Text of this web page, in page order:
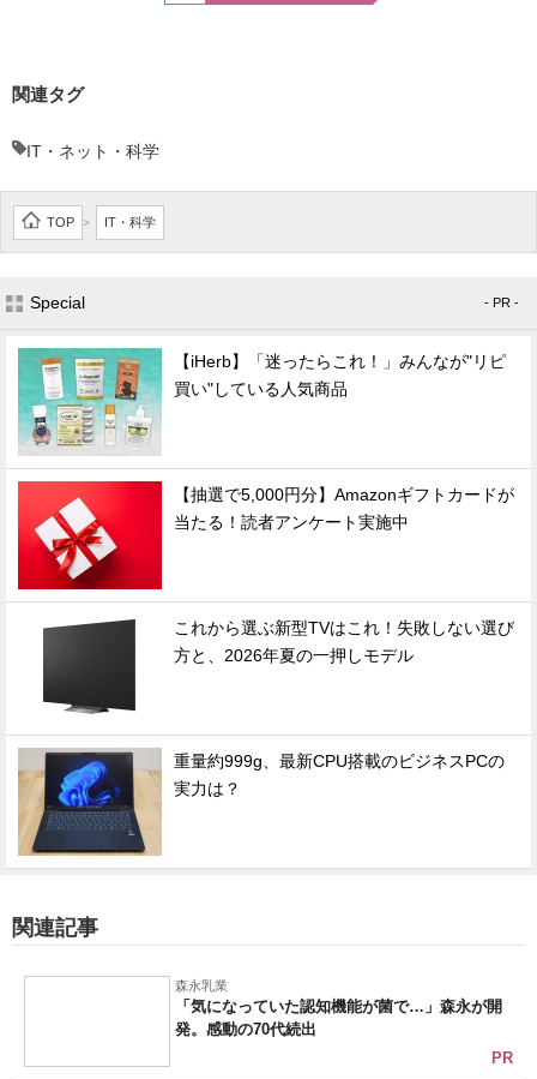
関連タグ
IT・ネット・科学
TOP > IT・科学
Special - PR -
【iHerb】「迷ったらこれ！」みんなが"リピ
買い"している人気商品
【抽選で5,000円分】Amazonギフトカードが
当たる！読者アンケート実施中
これから選ぶ新型TVはこれ！失敗しない選び
方と、2026年夏の一押しモデル
重量約999g、最新CPU搭載のビジネスPCの
実力は？
関連記事
森永乳業
「気になっていた認知機能が菌で…」森永が開
発。感動の70代続出
PR